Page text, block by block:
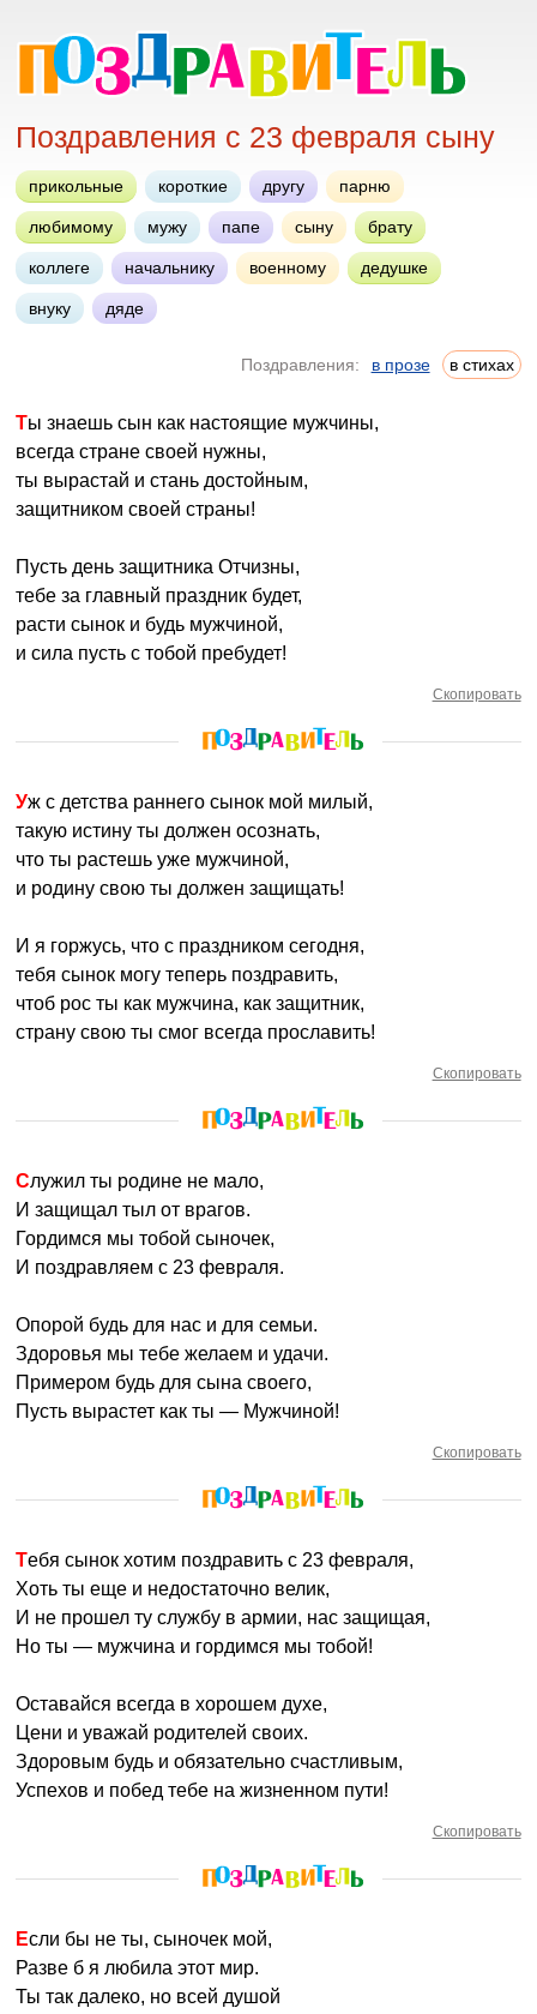
Поздравления с 23 февраля сыну
прикольные короткие другу парню
любимому мужу папе сыну брату
коллеге начальнику военному дедушке
внуку дяде
Поздравления: в прозе в стихах
Ты знаешь сын как настоящие мужчины,
всегда стране своей нужны,
ты вырастай и стань достойным,
защитником своей страны!
Пусть день защитника Отчизны,
тебе за главный праздник будет,
расти сынок и будь мужчиной,
и сила пусть с тобой пребудет!
Скопировать
Уж с детства раннего сынок мой милый,
такую истину ты должен осознать,
что ты растешь уже мужчиной,
и родину свою ты должен защищать!
И я горжусь, что с праздником сегодня,
тебя сынок могу теперь поздравить,
чтоб рос ты как мужчина, как защитник,
страну свою ты смог всегда прославить!
Скопировать
Служил ты родине не мало,
И защищал тыл от врагов.
Гордимся мы тобой сыночек,
И поздравляем с 23 февраля.
Опорой будь для нас и для семьи.
Здоровья мы тебе желаем и удачи.
Примером будь для сына своего,
Пусть вырастет как ты — Мужчиной!
Скопировать
Тебя сынок хотим поздравить с 23 февраля,
Хоть ты еще и недостаточно велик,
И не прошел ту службу в армии, нас защищая,
Но ты — мужчина и гордимся мы тобой!
Оставайся всегда в хорошем духе,
Цени и уважай родителей своих.
Здоровым будь и обязательно счастливым,
Успехов и побед тебе на жизненном пути!
Скопировать
Если бы не ты, сыночек мой,
Разве б я любила этот мир.
Ты так далеко, но всей душой